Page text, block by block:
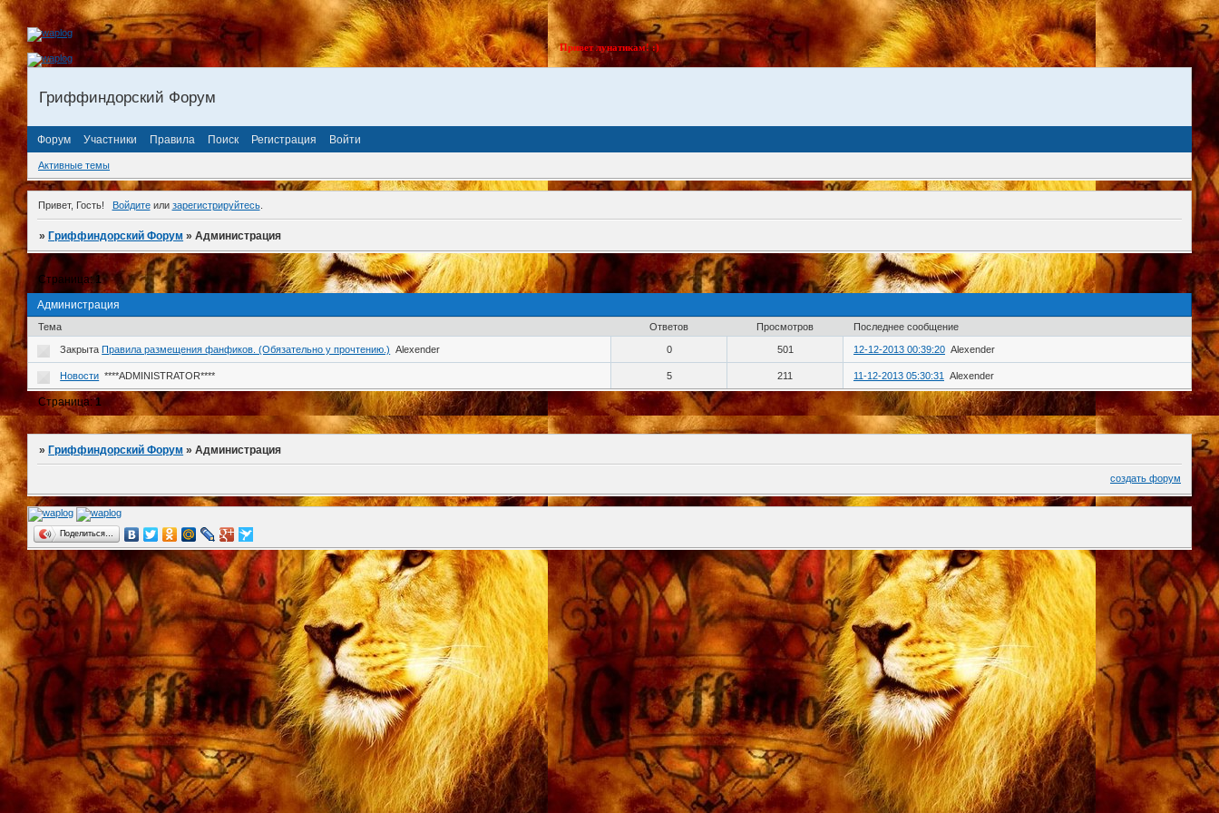
Привет лунатикам! :)
Гриффиндорский Форум
Форум Участники Правила Поиск Регистрация Войти
Активные темы
Привет, Гость! Войдитеили зарегистрируйтесь.
»Гриффиндорский Форум »Администрация
Администрация
Страница: 1
Тема Ответов Просмотров Последнее сообщение
Закрыта Правила размещения фанфиков. (Обязательно у прочтению.) Alexender 0 501 12-12-2013 00:39:20 Alexender
Новости ****ADMINISTRATOR**** 5 211 11-12-2013 05:30:31 Alexender
Страница:1
»Гриффиндорский Форум »Администрация
создать форум
Поделиться…